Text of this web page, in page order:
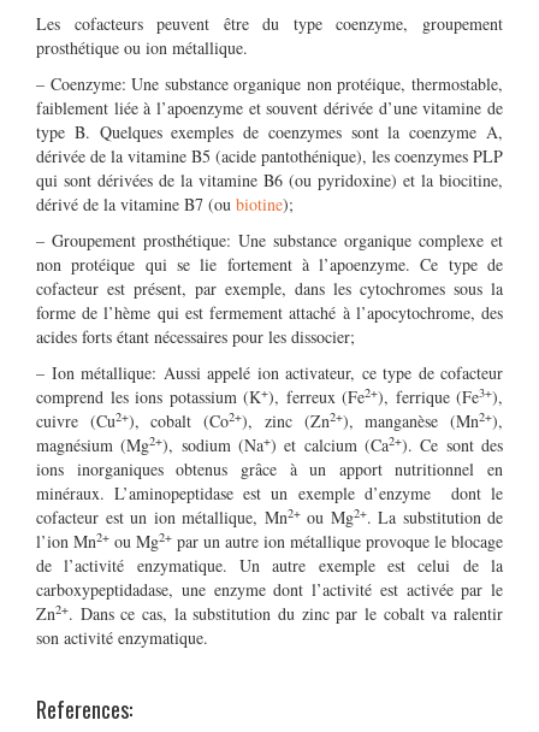
Les cofacteurs peuvent être du type coenzyme, groupement
prosthétique ou ion métallique.
– Coenzyme: Une substance organique non protéique, thermostable,
faiblement liée à l’apoenzyme et souvent dérivée d’une vitamine de
type B. Quelques exemples de coenzymes sont la coenzyme A,
dérivée de la vitamine B5 (acide pantothénique), les coenzymes PLP
qui sont dérivées de la vitamine B6 (ou pyridoxine) et la biocitine,
dérivé de la vitamine B7 (ou biotine);
– Groupement prosthétique: Une substance organique complexe et
non protéique qui se lie fortement à l’apoenzyme. Ce type de
cofacteur est présent, par exemple, dans les cytochromes sous la
forme de l’hème qui est fermement attaché à l’apocytochrome, des
acides forts étant nécessaires pour les dissocier;
– Ion métallique: Aussi appelé ion activateur, ce type de cofacteur
comprend les ions potassium (K+), ferreux (Fe2+), ferrique (Fe3+),
cuivre (Cu2+), cobalt (Co2+), zinc (Zn2+), manganèse (Mn2+),
magnésium (Mg2+), sodium (Na+) et calcium (Ca2+). Ce sont des
ions inorganiques obtenus grâce à un apport nutritionnel en
minéraux. L’aminopeptidase est un exemple d’enzyme dont le
cofacteur est un ion métallique, Mn2+ou Mg2+. La substitution de
l’ion Mn2+ ou Mg2+ par un autre ion métallique provoque le blocage
de l’activité enzymatique. Un autre exemple est celui de la
carboxypeptidadase, une enzyme dont l’activité est activée par le
Zn2+. Dans ce cas, la substitution du zinc par le cobalt va ralentir
son activité enzymatique.
References: